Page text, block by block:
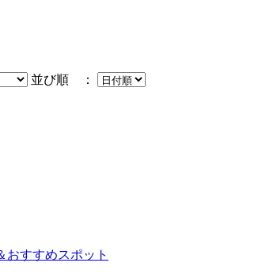
並び順 ：
おすすめスポット